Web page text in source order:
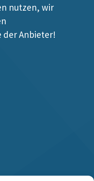
nutzen, wir
der Anbieter!